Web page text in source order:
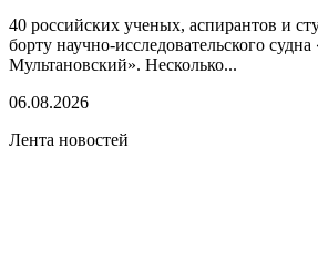
40 российских ученых, аспирантов и
борту научно-исследовательского
Мультановский». Несколько...
06.08.2026
Лента новостей